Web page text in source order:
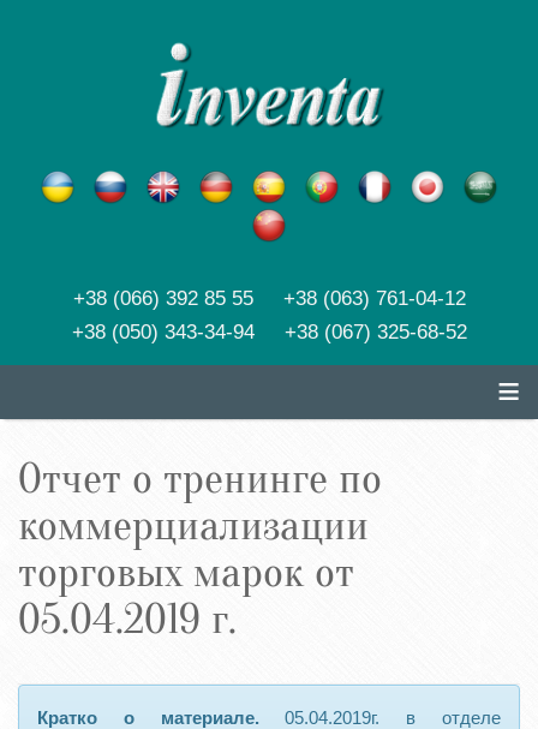
+38 (066) 392 85 55 +38 (063) 761-04-12
+38 (050) 343-34-94 +38 (067) 325-68-52
≡
Отчет о тренинге по
коммерциализации
торговых марок от
05.04.2019 г.
Кратко о материале.05.04.2019г. в отделе